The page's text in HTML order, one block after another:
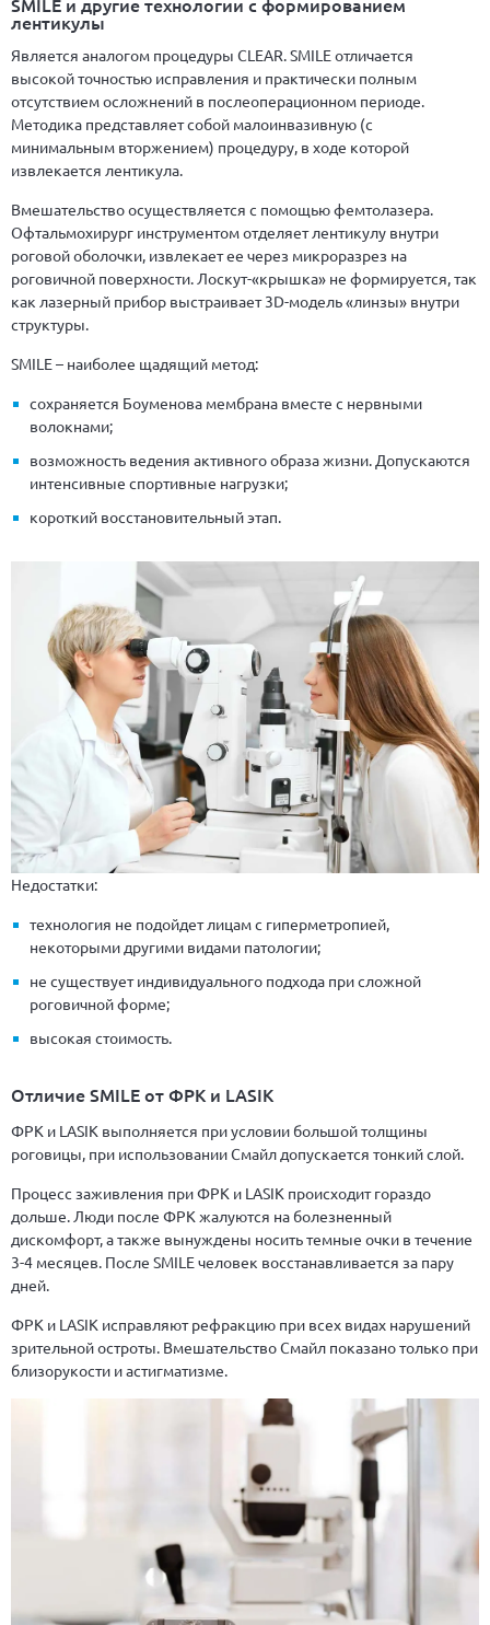
лентикулы
Является аналогом процедуры CLEAR. SMILE отличается
высокой точностью исправления и практически полным
отсутствием осложнений в послеоперационном периоде.
Методика представляет собой малоинвазивную (с
минимальным вторжением) процедуру, в ходе которой
извлекается лентикула.
Вмешательство осуществляется с помощью фемтолазера.
Офтальмохирург инструментом отделяет лентикулу внутри
роговой оболочки, извлекает ее через микроразрез на
роговичной поверхности. Лоскут-«крышка» не формируется, так
как лазерный прибор выстраивает 3D-модель «линзы» внутри
структуры.
SMILE – наиболее щадящий метод:
сохраняется Боуменова мембрана вместе с нервными
волокнами;
возможность ведения активного образа жизни. Допускаются
интенсивные спортивные нагрузки;
короткий восстановительный этап.
Недостатки:
технология не подойдет лицам с гиперметропией,
некоторыми другими видами патологии;
не существует индивидуального подхода при сложной
роговичной форме;
высокая стоимость.
Отличие SMILE от ФРК и LASIK
ФРК и LASIK выполняется при условии большой толщины
роговицы, при использовании Смайл допускается тонкий слой.
Процесс заживления при ФРК и LASIK происходит гораздо
дольше. Люди после ФРК жалуются на болезненный
дискомфорт, а также вынуждены носить темные очки в течение
3-4 месяцев. После SMILE человек восстанавливается за пару
дней.
ФРК и LASIK исправляют рефракцию при всех видах нарушений
зрительной остроты. Вмешательство Смайл показано только при
близорукости и астигматизме.